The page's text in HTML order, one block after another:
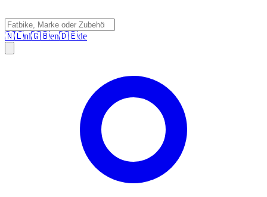
🇳🇱nl🇬🇧en🇩🇪de